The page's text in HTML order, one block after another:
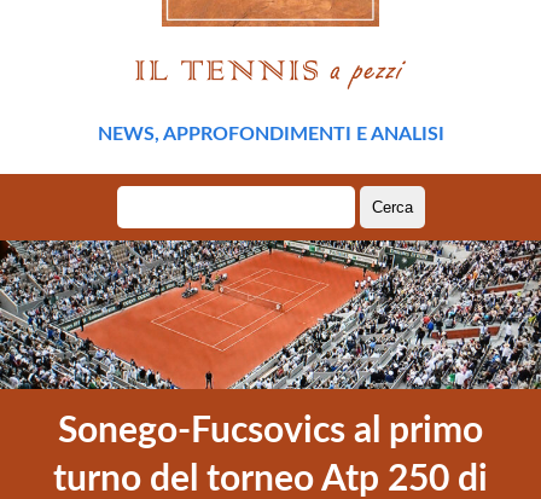
NEWS, APPROFONDIMENTI E ANALISI
per:
Sonego-Fucsovics al primo
turno del torneo Atp 250 di